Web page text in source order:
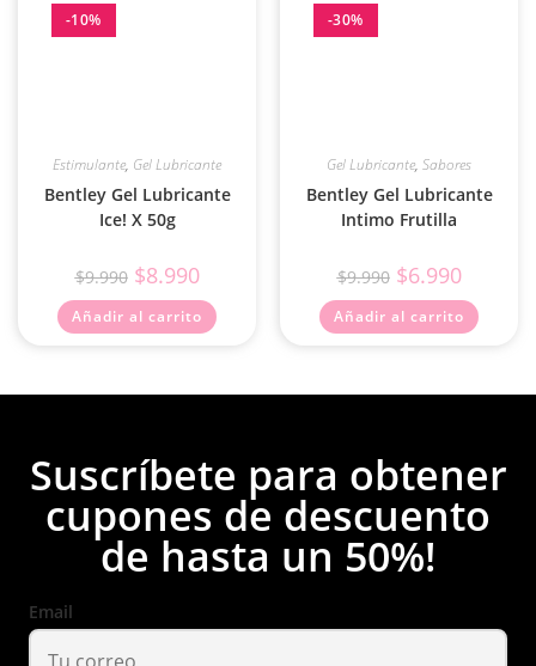
-10%
Estimulante, Gel Lubricante
Bentley Gel Lubricante
Ice! X 50g
$9.990 $8.990
Añadir al carrito
-30%
Gel Lubricante, Sabores
Bentley Gel Lubricante
Intimo Frutilla
$9.990 $6.990
Añadir al carrito
Suscríbete para obtener
cupones de descuento
de hasta un 50%!
Email